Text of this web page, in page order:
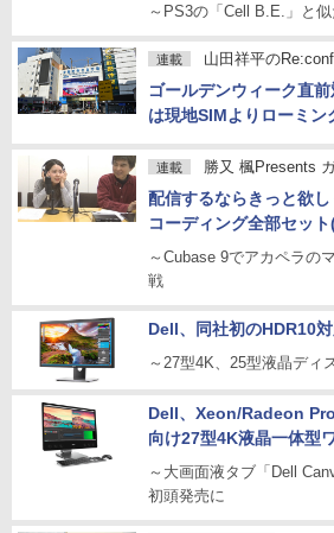
～PS3の「Cell B.E.」と
連載 山田祥平の
ゴールデンウィーク直
は現地SIMよりローミン
連載 勝又 楓Presents
配信するならきっと欲
コーディング全部セッ
～Cubase 9でアカペラの
戦
Dell、同社初のHDR10
～27型4K、25型液晶ディ
Dell、Xeon/Radeon
向け27型4K液晶一体型
～大画面液タブ「Dell
初頭発売に